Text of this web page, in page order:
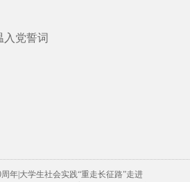
入党誓词
年|大学生社会实践“重走长征路”走进